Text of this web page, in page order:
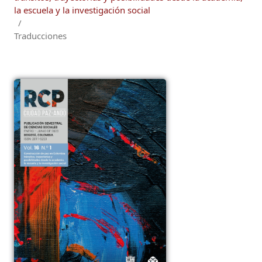
la escuela y la investigación social
/
Traducciones